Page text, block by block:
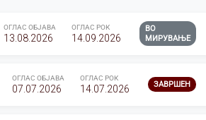
ОГЛАС ОБЈАВА
13.08.2026
ОГЛАС РОК
14.09.2026
ВО
МИРУВАЊЕ
ОГЛАС ОБЈАВА
07.07.2026
ОГЛАС РОК
14.07.2026 ЗАВРШЕН